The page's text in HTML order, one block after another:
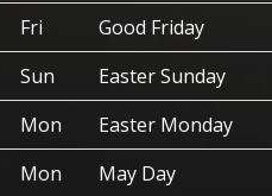
Fri
Good Friday
Sun Easter Sunday
Mon
Easter Monday
Mon
May Day